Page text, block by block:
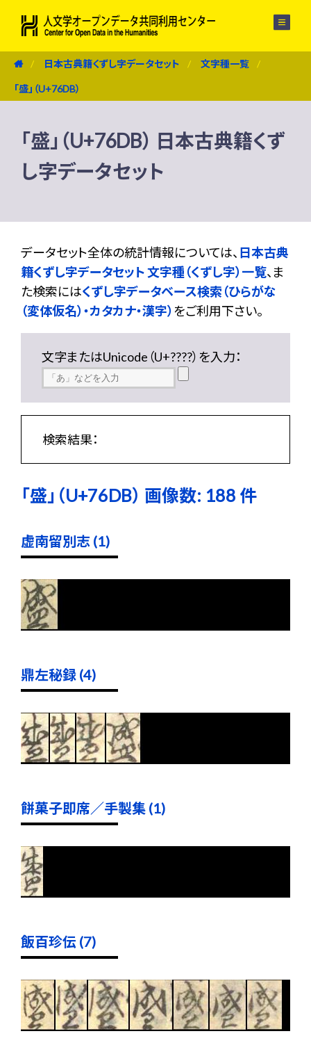
日本古典籍くずし字データセット 文字種一覧
「盛」（U+76DB）
「盛」（U+76DB） 日本古典籍くず
し字データセット
データセット全体の統計情報については、 日本古典
籍くずし字データセット 文字種（くずし字）一覧、ま
た検索にはくずし字データベース検索（ひらがな
（変体仮名）・カタカナ・漢字） をご利用下さい。
文字またはUnicode（U+????）を入力：
検索結果：
「盛」（U+76DB） 画像数: 188 件
虚南留別志 (1)
鼎左秘録 (4)
餅菓子即席／手製集 (1)
飯百珍伝 (7)